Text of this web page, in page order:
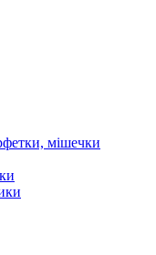
мішечки